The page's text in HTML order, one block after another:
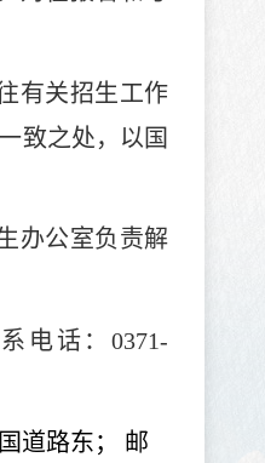
有关招生工作
致之处，以国
办公室负责解
电话：0371-
道路东； 邮